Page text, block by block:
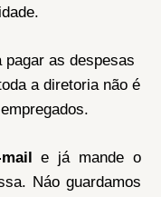
as despesas
a diretoria não é
e já mande o
Náo guardamos